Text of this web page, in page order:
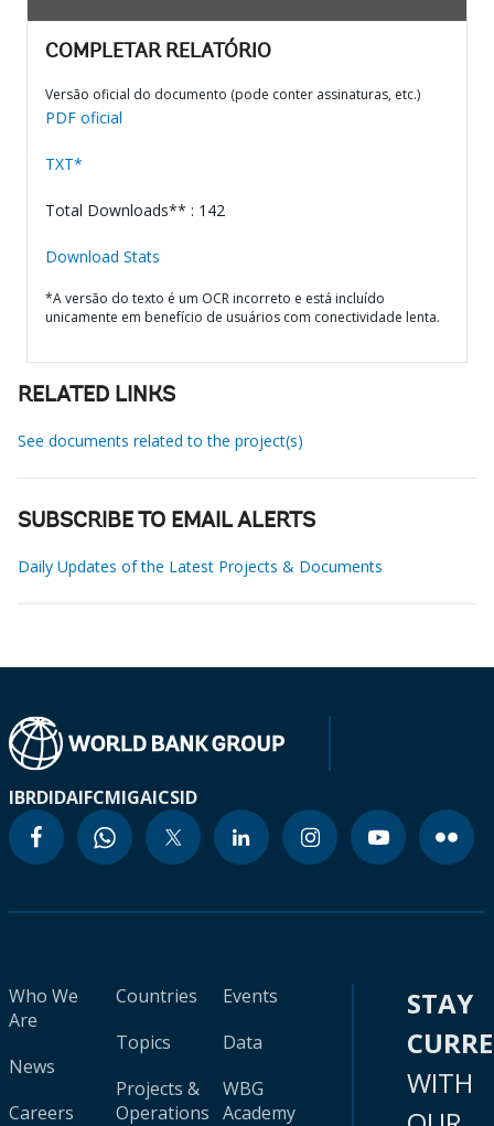
COMPLETAR RELATÓRIO
Versão oficial do documento (pode conter assinaturas, etc.)
PDF oficial
TXT*
Total Downloads** : 142
Download Stats
*A versão do texto é um OCR incorreto e está incluído
unicamente em benefício de usuários com conectividade lenta.
RELATED LINKS
See documents related to the project(s)
SUBSCRIBE TO EMAIL ALERTS
Daily Updates of the Latest Projects & Documents
IBRDIDAIFCMIGAICSID
Who We
Are
News
Careers
Countries
Topics
Projects &
Operations
Events
Data
WBG
Academy
STAY
WITH